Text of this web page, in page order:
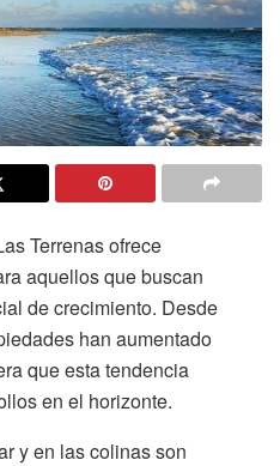
Terrenasofrece
aquellos que buscan
de crecimiento. Desde
han aumentado
que esta tendencia
en el horizonte.
y en las colinas son